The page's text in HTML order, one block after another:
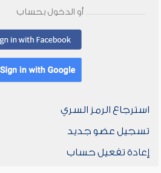
أو الدخول بحساب
استرجاع الرمز السري
تسجيل عضو جديد
إعادة تفعيل حساب